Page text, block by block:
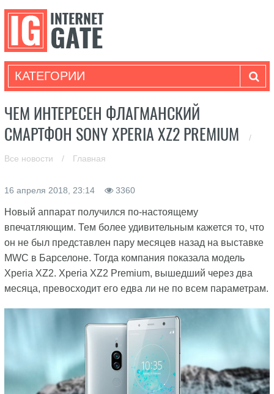
КАТЕГОРИИ
ЧЕМ ИНТЕРЕСЕН ФЛАГМАНСКИЙ
СМАРТФОН SONY XPERIA XZ2 PREMIUM
/
Все новости / Главная
16 апреля 2018, 23:14 3360
Новый аппарат получился по-настоящему
впечатляющим. Тем более удивительным кажется то, что
он не был представлен пару месяцев назад на выставке
MWC в Барселоне. Тогда компания показала модель
Xperia XZ2. Xperia XZ2 Premium, вышедший через два
месяца, превосходит его едва ли не по всем параметрам.